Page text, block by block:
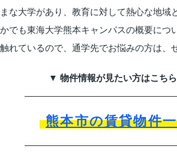
な大学があり、教育に対して熱心な地域
でも東海大学熊本キャンパスの概要につ
れているので、通学先でお悩みの方は、
▼ 物件情報が見たい方はこち
熊本市の賃貸物件